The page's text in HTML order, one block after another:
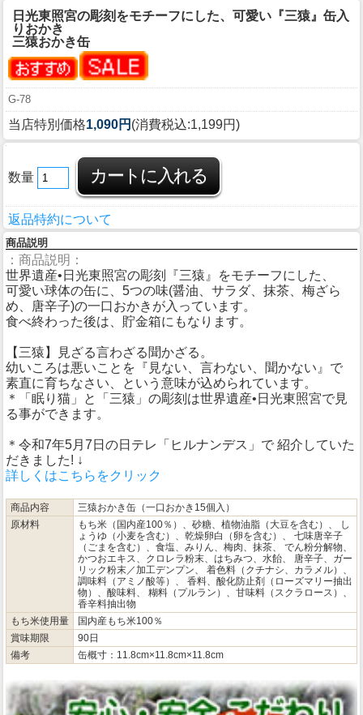
日光東照宮の彫刻をモチーフにした、可愛い『三猿』缶入
りおかき
三猿おかき缶
G-78
当店特別価格1,090円 (消費税込:1,199円)
数量
返品特約について
商品説明
：商品説明：
世界遺産•日光東照宮の彫刻『三猿』をモチーフにした、
可愛い球体の缶に、5つの味(醤油、サラダ、抹茶、梅ざら
め、唐辛子)の一口おかきが入っています。
食べ終わった後は、貯金箱にもなります。
【三猿】見ざる言わざる聞かざる。
幼いころは悪いことを『見ない、言わない、聞かない』で
素直に育ちなさい、という意味が込められています。
＊「眠り猫」と「三猿」の彫刻は世界遺産•日光東照宮で見
る事ができます。
＊令和7年5月7日の日テレ「ヒルナンデス」で 紹介していた
だきました! ↓
詳しくはこちらをクリック
商品内容
三猿おかき缶（一口おかき15個入）
原材料
もち米（国内産100％）、砂糖、植物油脂（大豆を含む）、 し
ょうゆ（小麦を含む）、乾燥卵白（卵を含む）、 七味唐辛子
（ごまを含む）、食塩、みりん、梅肉、抹茶、 でん粉分解物、
かつおエキス、クロレラ粉末、はちみつ、水飴、 唐辛子、ガー
リック粉末／加工デンプン、 着色料（クチナシ、カラメル）、
調味料（アミノ酸等）、 香料、酸化防止剤（ローズマリー抽出
物）、酸味料、 糊料（プルラン）、甘味料（スクラロース）、
香辛料抽出物
もち米使用量
国内産もち米100％
賞味期限
90日
備考
缶概寸：11.8cm×11.8cm×11.8cm